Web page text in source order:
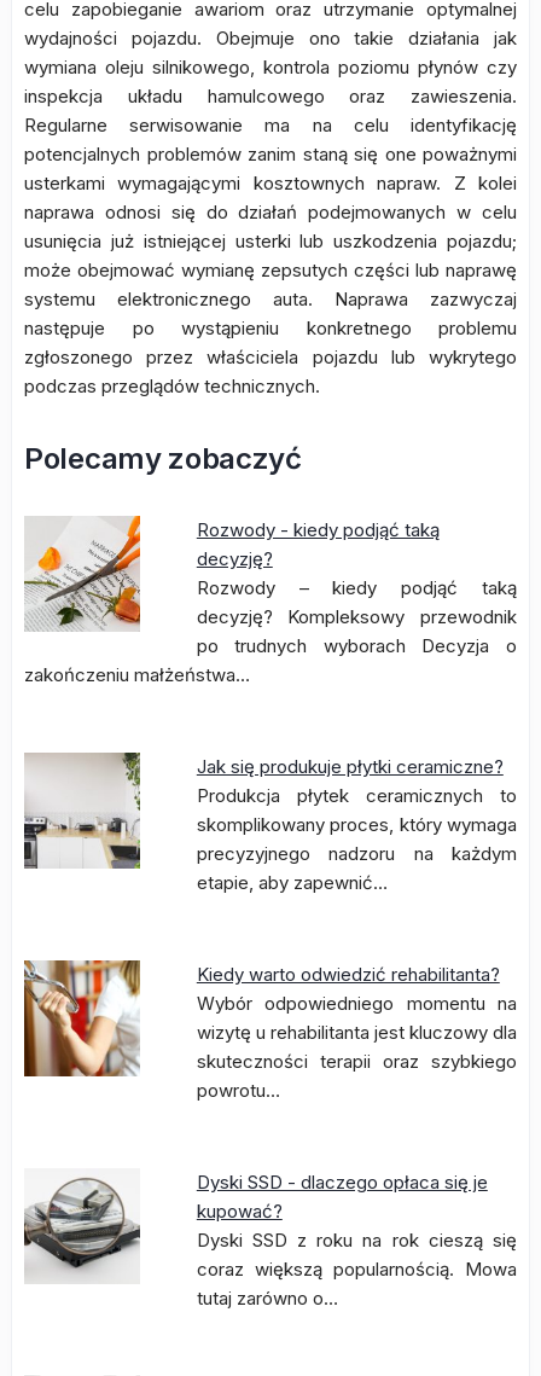
celu zapobieganie awariom oraz utrzymanie optymalnej
wydajności pojazdu. Obejmuje ono takie działania jak
wymiana oleju silnikowego, kontrola poziomu płynów czy
inspekcja układu hamulcowego oraz zawieszenia.
Regularne serwisowanie ma na celu identyfikację
potencjalnych problemów zanim staną się one poważnymi
usterkami wymagającymi kosztownych napraw. Z kolei
naprawa odnosi się do działań podejmowanych w celu
usunięcia już istniejącej usterki lub uszkodzenia pojazdu;
może obejmować wymianę zepsutych części lub naprawę
systemu elektronicznego auta. Naprawa zazwyczaj
następuje po wystąpieniu konkretnego problemu
zgłoszonego przez właściciela pojazdu lub wykrytego
podczas przeglądów technicznych.
Polecamy zobaczyć
Rozwody - kiedy podjąć taką
decyzję?
Rozwody – kiedy podjąć taką
decyzję? Kompleksowy przewodnik
po trudnych wyborach Decyzja o
zakończeniu małżeństwa…
Jak się produkuje płytki ceramiczne?
Produkcja płytek ceramicznych to
skomplikowany proces, który wymaga
precyzyjnego nadzoru na każdym
etapie, aby zapewnić…
Kiedy warto odwiedzić rehabilitanta?
Wybór odpowiedniego momentu na
wizytę u rehabilitanta jest kluczowy dla
skuteczności terapii oraz szybkiego
powrotu…
Dyski SSD - dlaczego opłaca się je
kupować?
Dyski SSD z roku na rok cieszą się
coraz większą popularnością. Mowa
tutaj zarówno o…